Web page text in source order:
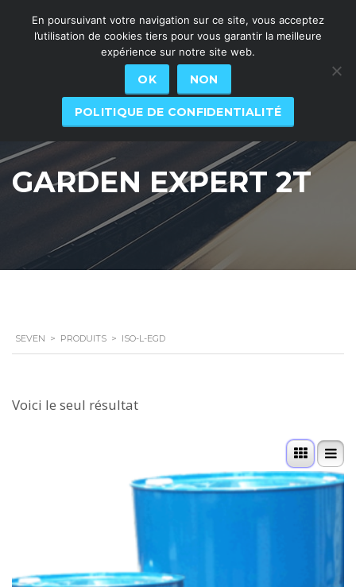
GARDEN EXPERT 2T
SEVEN > PRODUITS > ISO-L-EGD
Voici le seul résultat
En poursuivant votre navigation sur ce site, vous acceptez
l’utilisation de cookies tiers pour vous garantir la meilleure
expérience sur notre site web.
OK NON
POLITIQUE DE CONFIDENTIALITÉ